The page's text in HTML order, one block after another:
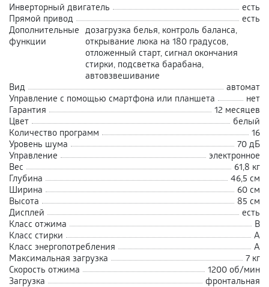
Инверторный двигатель
есть
Прямой привод
есть
Дополнительные
функции
дозагрузка белья, контроль баланса,
открывание люка на 180 градусов,
отложенный старт, сигнал окончания
стирки, подсветка барабана,
автовзвешивание
Вид
автомат
Управление с помощью смартфона или планшета
нет
Гарантия
12 месяцев
Цвет
белый
Количество программ
16
Уровень шума
70 дБ
Управление
электронное
Вес
61,8 кг
Глубина
46,5 см
Ширина
60 см
Высота
85 см
Дисплей
есть
Класс отжима
В
Класс стирки
А
Класс энергопотребления
A
Максимальная загрузка
7 кг
Скорость отжима
1200 об/мин
Загрузка
фронтальная